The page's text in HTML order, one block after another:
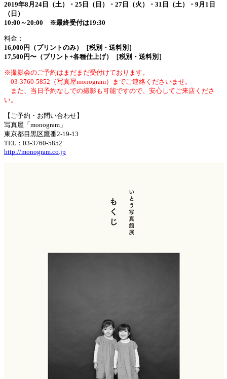
2019年8月24日（土）・25日（日）
・27日（火）・31日（土）・9月1日
（日）
10:00～20:00 ※最終受付は19:30
料金：
16,000円（プリントのみ）［税別・送料別］
17,500円〜（プリント+各種仕上げ）［税別・送料別］
※撮影会のご予約はまだまだ受付けております。
03-3760-5852（写真屋monogram）までご連絡くださいませ。
また、当日予約なしでの撮影も可能ですので、安心してご来店くださ
い。
【ご予約・お問い合わせ】
写真屋「monogram」
東京都目黒区鷹番2-19-13
TEL：03-3760-5852
http://monogram.co.jp